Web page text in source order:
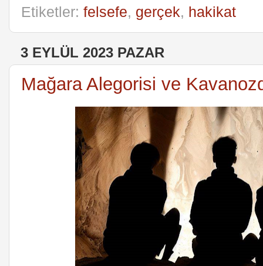
Etiketler: felsefe, gerçek, hakikat
3 EYLÜL 2023 PAZAR
Mağara Alegorisi ve